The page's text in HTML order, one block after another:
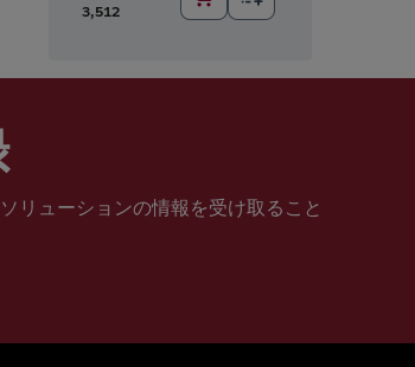
3,512
リューションの情報を受け取ること